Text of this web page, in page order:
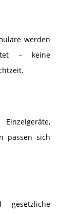
werden
– keine
passen sich
gesetzliche